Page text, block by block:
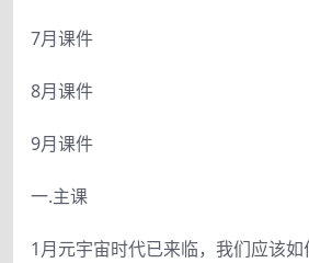
7月课件
8月课件
9月课件
一.主课
1月元宇宙时代已来临，我们应该